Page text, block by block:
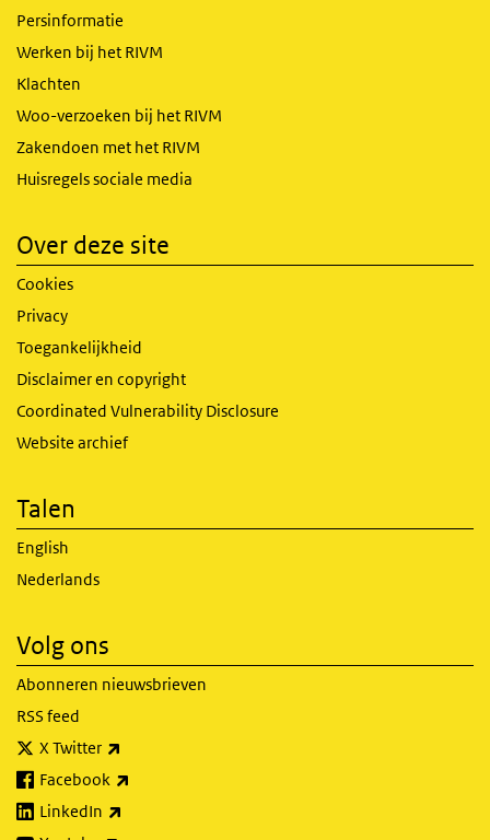
Persinformatie
Werken bij het RIVM
Klachten
Woo-verzoeken bij het RIVM
Zakendoen met het RIVM
Huisregels sociale media
Over deze site
Cookies
Privacy
Toegankelijkheid
Disclaimer en copyright
Coordinated Vulnerability Disclosure
Website archief
Talen
English
Nederlands
Volg ons
Abonneren nieuwsbrieven
RSS feed
X Twitter
Facebook
LinkedIn